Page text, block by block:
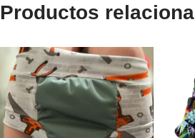
Productos